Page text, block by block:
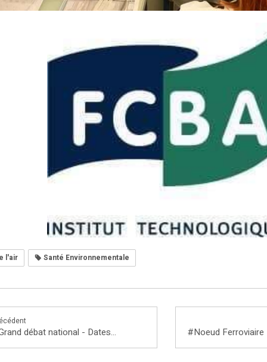
l'air Santé Environnementale
#Grand débat national - Dates et lieux des débats que j'organise